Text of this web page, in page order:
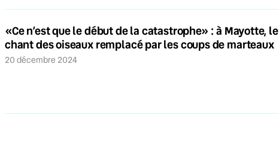
«Ce n’est que le début de la catastrophe» : à Mayotte, le
chant des oiseaux remplacé par les coups de marteaux
20 décembre 2024